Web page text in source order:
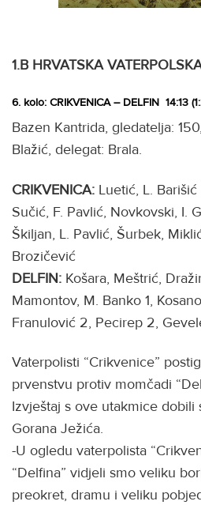
1.B HRVATSKA
6. kolo: CRIKVENICA – DELFIN 14:13
Bazen Kantrida, gledatelja:
Blažić, delegat: Brala.
CRIKVENICA: Luetić, L. Barišić
Sučić, F. Pavlić, Novkovski, I.
Škiljan, L. Pavlić, Šurbek,
Brozičević
DELFIN: Košara, Meštrić,
Mamontov, M. Banko 1,
Franulović 2, Pecirep 2,
Vaterpolisti “Crikvenice”
prvenstvu protiv momčadi
Izvještaj s ove utakmice dobili
Gorana Ježića.
-U ogledu vaterpolista
“Delfina” vidjeli smo veliku
preokret, dramu i veliku